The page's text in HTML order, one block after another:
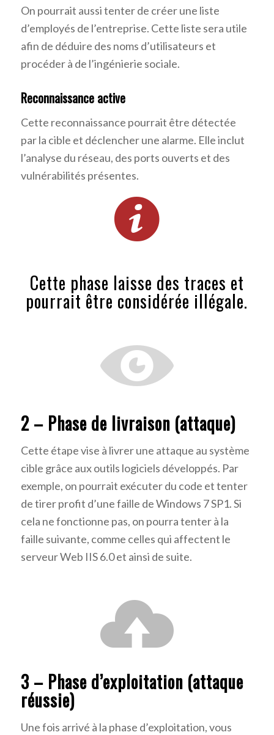
On pourrait aussi tenter de créer une liste
d’employés de l’entreprise. Cette liste sera utile
afin de déduire des noms d’utilisateurs et
procéder à de l’ingénierie sociale.
Reconnaissance active
Cette reconnaissance pourrait être détectée
par la cible et déclencher une alarme. Elle inclut
l’analyse du réseau, des ports ouverts et des
vulnérabilités présentes.
Cette phase laisse des traces et
pourrait être considérée illégale.
2 – Phase de livraison (attaque)
Cette étape vise à livrer une attaque au système
cible grâce aux outils logiciels développés. Par
exemple, on pourrait exécuter du code et tenter
de tirer profit d’une faille de Windows 7 SP1. Si
cela ne fonctionne pas, on pourra tenter à la
faille suivante, comme celles qui affectent le
serveur Web IIS 6.0 et ainsi de suite.
3 – Phase d’exploitation (attaque
réussie)
Une fois arrivé à la phase d’exploitation, vous